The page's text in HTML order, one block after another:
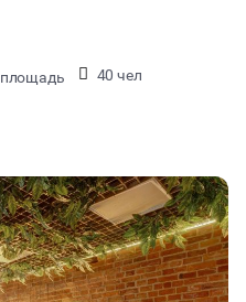
площадь
40 чел